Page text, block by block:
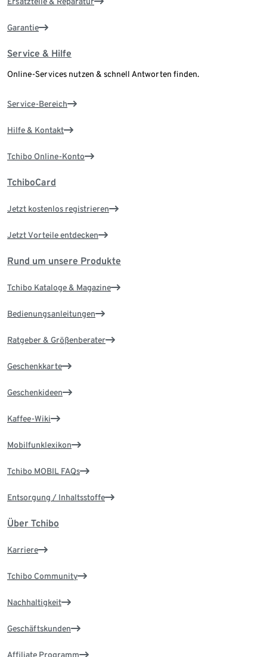
Garantie
Service & Hilfe
Online-Services nutzen & schnell Antworten finden.
Service-Bereich
Hilfe & Kontakt
Tchibo Online-Konto
TchiboCard
Jetzt kostenlos registrieren
Jetzt Vorteile entdecken
Rund um unsere Produkte
Tchibo Kataloge & Magazine
Bedienungsanleitungen
Ratgeber & Größenberater
Geschenkkarte
Geschenkideen
Kaffee-Wiki
Mobilfunklexikon
Tchibo MOBIL FAQs
Entsorgung / Inhaltsstoffe
Über Tchibo
Karriere
Tchibo Community
Nachhaltigkeit
Geschäftskunden
Affiliate Programm